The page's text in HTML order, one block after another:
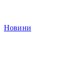
Новини